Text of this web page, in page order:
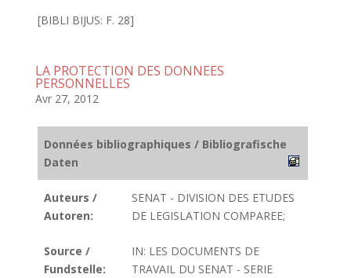
[BIBLI BIJUS: F. 28]
LA PROTECTION DES DONNEES
PERSONNELLES
Avr 27, 2012
Données bibliographiques / Bibliografische
Daten
Auteurs /
Autoren:
SENAT - DIVISION DES ETUDES
DE LEGISLATION COMPAREE;
Source /
Fundstelle:
IN: LES DOCUMENTS DE
TRAVAIL DU SENAT - SERIE